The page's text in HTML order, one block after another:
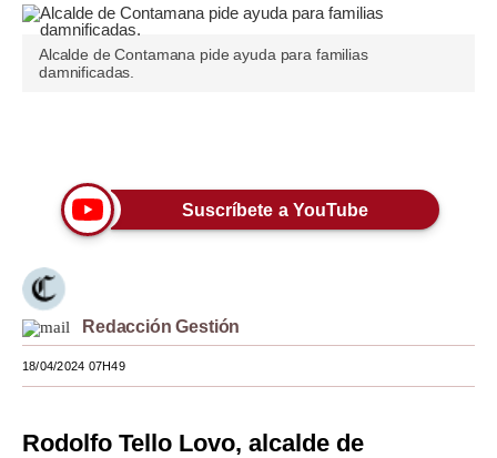
Opinión
Editorial
Tendencias
Viajes
Moda
Estilos
Mundo
Alcalde de Contamana pide ayuda para familias
damnificadas.
Suscríbete a YouTube
Redacción Gestión
18/04/2024 07H49
Rodolfo Tello Lovo, alcalde de